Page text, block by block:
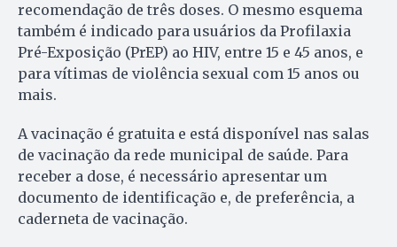
recomendação de três doses. O mesmo esquema
também é indicado para usuários da Profilaxia
Pré-Exposição (PrEP) ao HIV, entre 15 e 45 anos, e
para vítimas de violência sexual com 15 anos ou
mais.
A vacinação é gratuita e está disponível nas salas
de vacinação da rede municipal de saúde. Para
receber a dose, é necessário apresentar um
documento de identificação e, de preferência, a
caderneta de vacinação.